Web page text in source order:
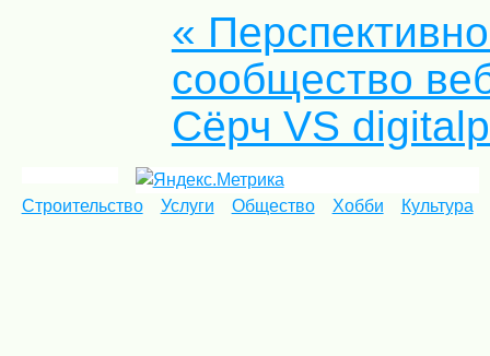
«
сообщество
Сёрч VS
Строительство Услуги Общество Хобби Культура